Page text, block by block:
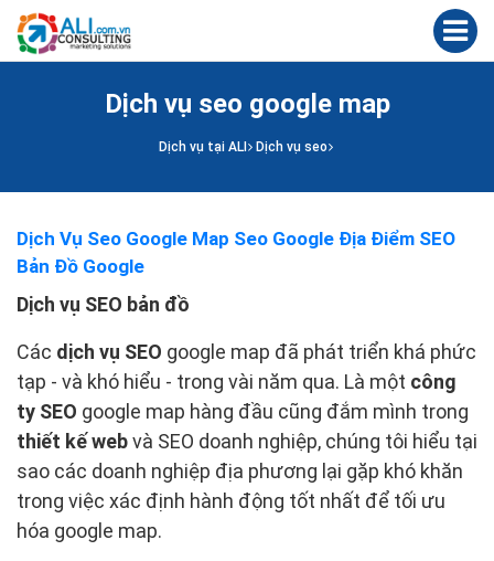
Dịch vụ seo google map
Dịch vụ tại ALI Dịch vụ seo
Dịch Vụ Seo Google Map Seo Google Địa Điểm SEO
Bản Đồ Google
Dịch vụ SEO bản đồ
Các dịch vụ SEO google map đã phát triển khá phức
tạp - và khó hiểu - trong vài năm qua. Là một công
ty SEO google map hàng đầu cũng đắm mình trong
thiết kế webvà SEO doanh nghiệp, chúng tôi hiểu tại
sao các doanh nghiệp địa phương lại gặp khó khăn
trong việc xác định hành động tốt nhất để tối ưu
hóa google map.